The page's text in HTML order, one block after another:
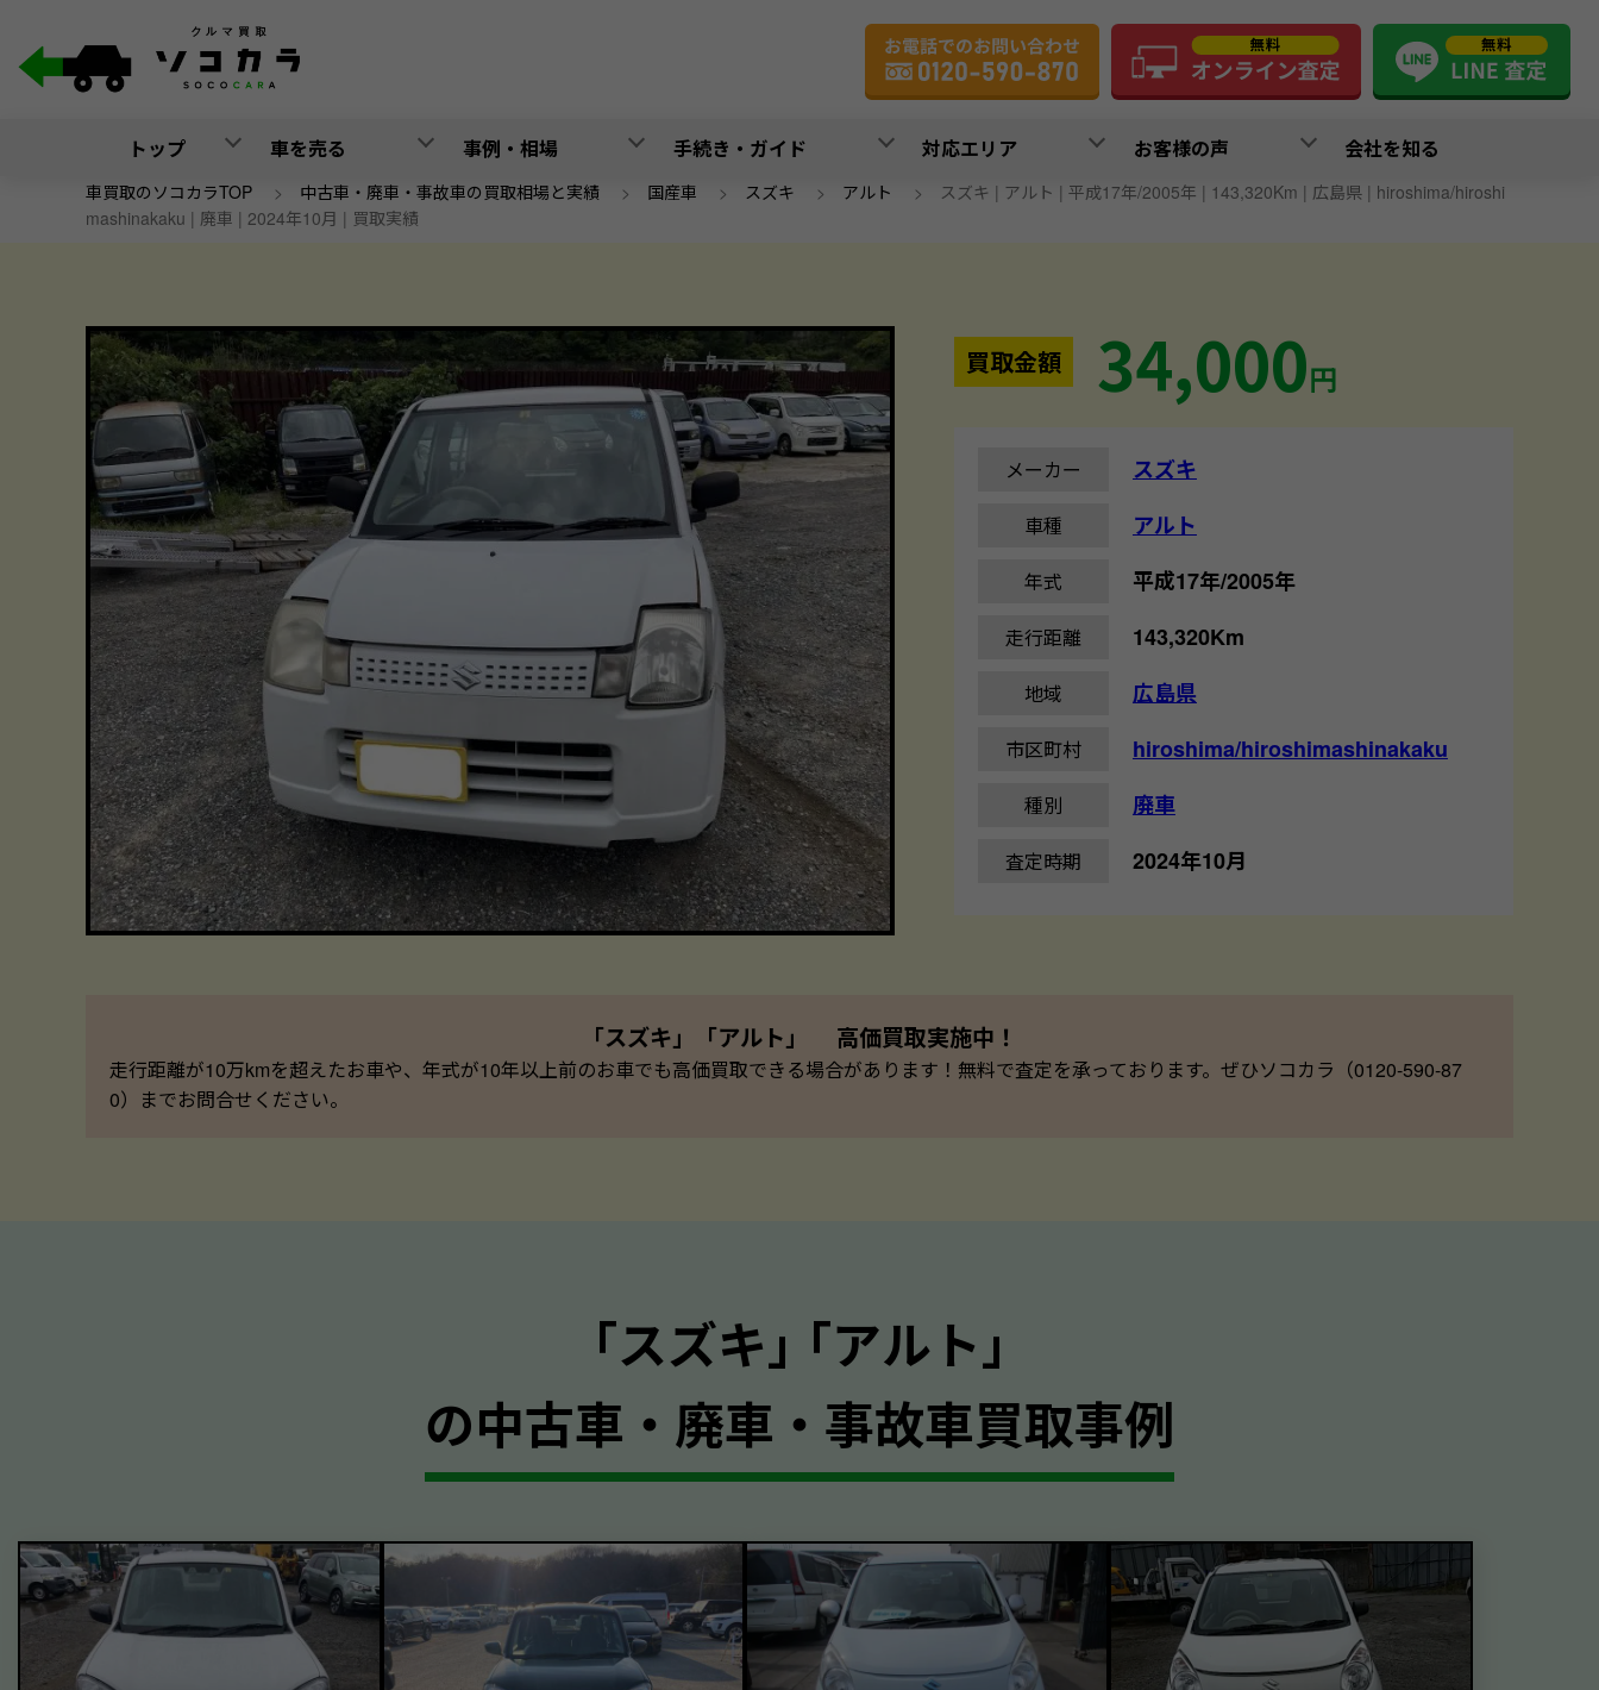
トップ 車を売る 事例・相場 手続き・ガイド 対応エリア お客様の声 会社を知る
車買取のソコカラTOP > 中古車・廃車・事故車の買取相場と実績 > 国産車 > スズキ > アルト > スズキ | アルト | 平成17年/2005年 | 143,320Km | 広島県 | hiroshima/hiroshi
mashinakaku | 廃車 | 2024年10月 | 買取実績
買取金額 34,000円
メーカー スズキ
車種 アルト
年式 平成17年/2005年
走行距離 143,320Km
地域 広島県
市区町村 hiroshima/hiroshimashinakaku
種別 廃車
査定時期 2024年10月
「スズキ」「アルト」 高価買取実施中！
走行距離が10万kmを超えたお車や、年式が10年以上前のお車でも高価買取できる場合があります！無料で査定を承っております。ぜひソコカラ（0120-590-87
0）までお問合せください。
｢スズキ｣ ｢アルト｣
の中古車・廃車・事故車買取事例